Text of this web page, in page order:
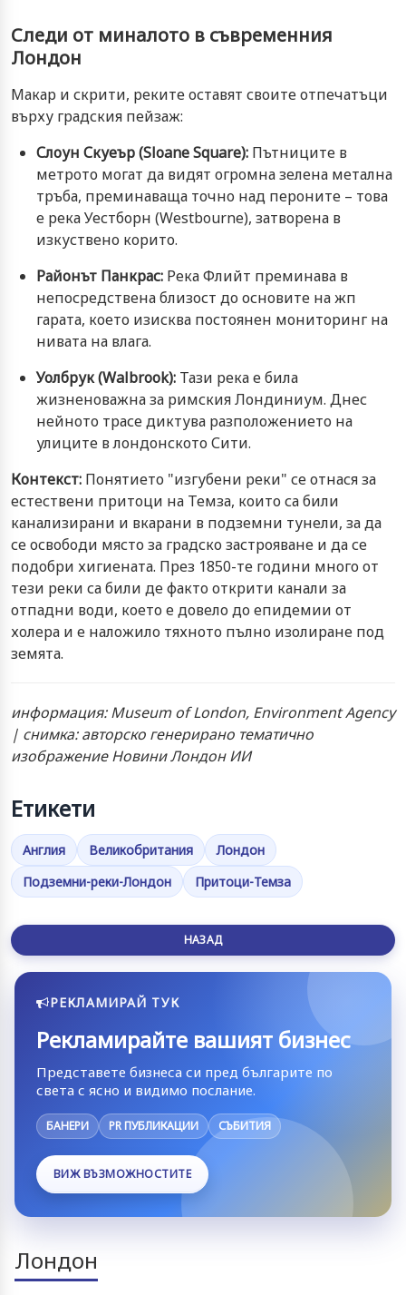
Следи от миналото в съвременния
Лондон
Макар и скрити, реките оставят своите отпечатъци
върху градския пейзаж:
Слоун Скуеър (Sloane Square): Пътниците в
метрото могат да видят огромна зелена метална
тръба, преминаваща точно над пероните – това
е река Уестборн (Westbourne), затворена в
изкуствено корито.
Районът Панкрас: Река Флийт преминава в
непосредствена близост до основите на жп
гарата, което изисква постоянен мониторинг на
нивата на влага.
Уолбрук (Walbrook): Тази река е била
жизненоважна за римския Лондиниум. Днес
нейното трасе диктува разположението на
улиците в лондонското Сити.
Контекст: Понятието "изгубени реки" се отнася за
естествени притоци на Темза, които са били
канализирани и вкарани в подземни тунели, за да
се освободи място за градско застрояване и да се
подобри хигиената. През 1850-те години много от
тези реки са били де факто открити канали за
отпадни води, което е довело до епидемии от
холера и е наложило тяхното пълно изолиране под
земята.
информация: Museum of London, Environment Agency
| снимка: авторско генерирано тематично
изображение Новини Лондон ИИ
Етикети
Англия Великобритания
Лондон
Подземни-реки-Лондон
Притоци-Темза
НАЗАД
РЕКЛАМИРАЙ ТУК
Рекламирайте вашият бизнес
Представете бизнеса си пред българите по
света с ясно и видимо послание.
БАНЕРИ PR ПУБЛИКАЦИИ СЪБИТИЯ
ВИЖ ВЪЗМОЖНОСТИТЕ
Лондон